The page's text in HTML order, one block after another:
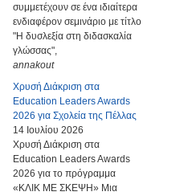
συμμετέχουν σε ένα ιδιαίτερα
ενδιαφέρον σεμινάριο με τίτλο
"Η δυσλεξία στη διδασκαλία
γλώσσας",
annakout
Χρυσή Διάκριση στα
Education Leaders Awards
2026 για Σχολεία της Πέλλας
14 Ιουλίου 2026
Χρυσή Διάκριση στα
Education Leaders Awards
2026 για το πρόγραμμα
«ΚΛΙΚ ΜΕ ΣΚΕΨΗ» Μια